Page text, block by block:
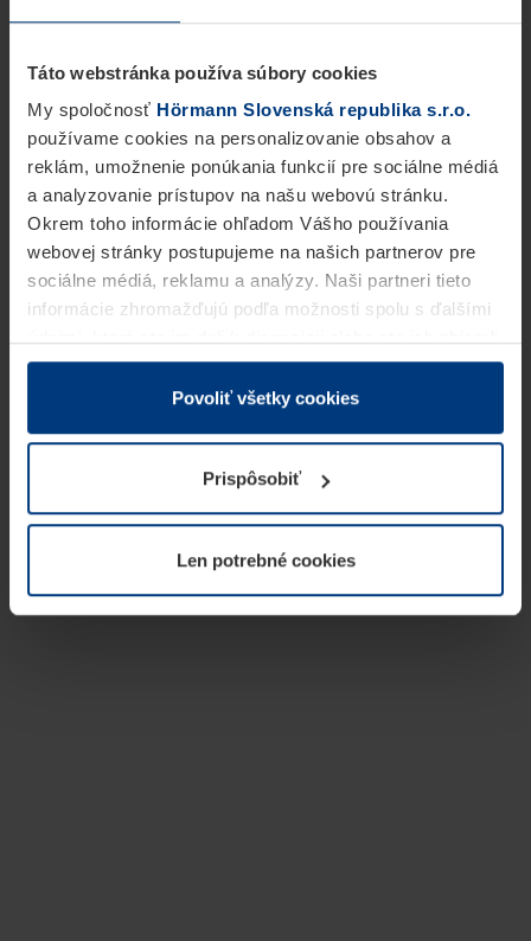
Táto webstránka používa súbory cookies
My spoločnosť Hörmann Slovenská republika s.r.o.
používame cookies na personalizovanie obsahov a
reklám, umožnenie ponúkania funkcií pre sociálne médiá
a analyzovanie prístupov na našu webovú stránku.
Okrem toho informácie ohľadom Vášho používania
webovej stránky postupujeme na našich partnerov pre
sociálne médiá, reklamu a analýzy. Naši partneri tieto
informácie zhromažďujú podľa možnosti spolu s ďalšími
v rámci Vášho využívania služieb.
Z právneho hľadiska môžeme cookies ukladať na Vašom
prevádzku tejto stránky. Pre všetky ostatné typy cookie
potrebujeme Vaše povolenie. Vaše povolenie môžete
kedykoľvek zmeniť alebo odvolať vo vysvetlení cookie
našej webovej stránky.
Povoliť všetky cookies
Prispôsobiť
Len potrebné cookies